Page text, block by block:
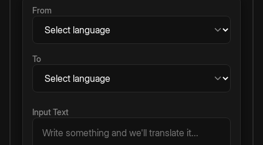
From
To
Input Text